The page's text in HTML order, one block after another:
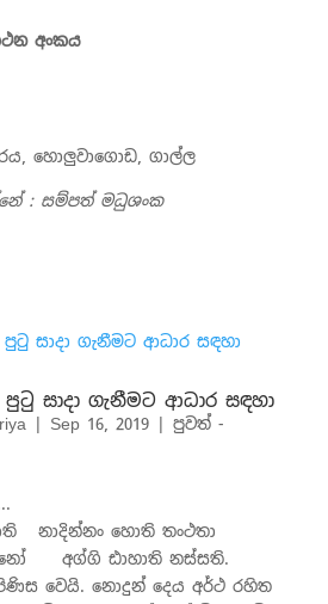
අංකය
හොලුවාගොඩ, ගාල්ල
: සම්පත් මධුශංක
සාදා ගැනීමට ආධාර සඳහා
| Sep 16, 2019| පුවත් -
නාදින්නං හොති තංථතා
අග්ගි ඪාහාති නස්සති.
වෙයි. නොදුන් දෙය අර්ථ රහිත